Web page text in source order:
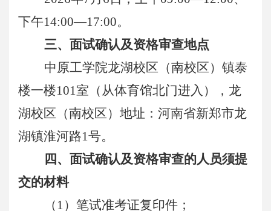
下午14:00—17:00。
三、面试确认及资格审查地点
中原工学院龙湖校区（南校区）镇泰
楼一楼101室（从体育馆北门进入），龙
湖校区（南校区）地址：河南省新郑市龙
湖镇淮河路1号。
四、面试确认及资格审查的人员须提
交的材料
（1）笔试准考证复印件；